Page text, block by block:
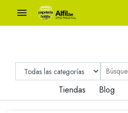

Tiendas Blog